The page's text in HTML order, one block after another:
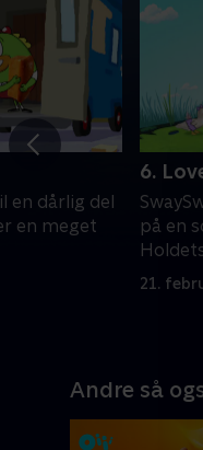
dårlig del
en meget
6.
på en
21.
Andre så